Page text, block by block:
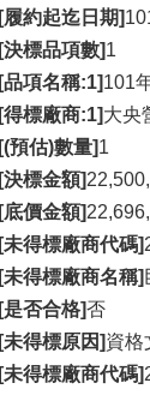
[履約起迄日期]
[決標品項數]1
[品項名稱:1]101
[得標廠商:1]大央
[(預估)數量]1
[決標金額]
[底價金額]
[未得標廠商代碼]
[未得標廠商名稱]
[是否合格]否
[未得標原因]資格
[未得標廠商代碼]